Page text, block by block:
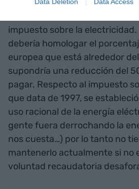
impuesto sobre la electricidad.
debería homologar el
europea que está alrededor
supondría una reducción del
pagar. Respecto al impuesto
que data de 1997, se
uso racional de la energía
gente fuera derrochando la
nos cuesta…) por lo tanto no
mantenerlo actualmente si no
voluntad recaudatoria